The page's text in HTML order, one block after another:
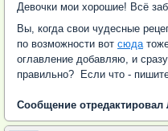
Девочки мои хорошие! Всё
Вы, когда свои чудесные
по возможности вот сюда
оглавление добавляю, и
правильно? Если что -
Сообщение